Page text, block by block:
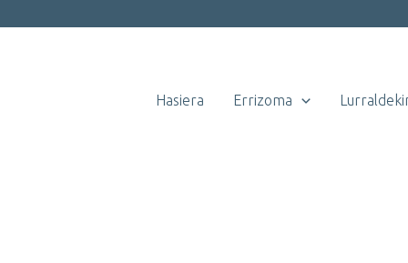
Hasiera Errizoma